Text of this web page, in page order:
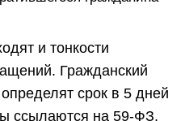
и тонкости
Гражданский
срок в 5 дней
ссылаются на 59-ФЗ,